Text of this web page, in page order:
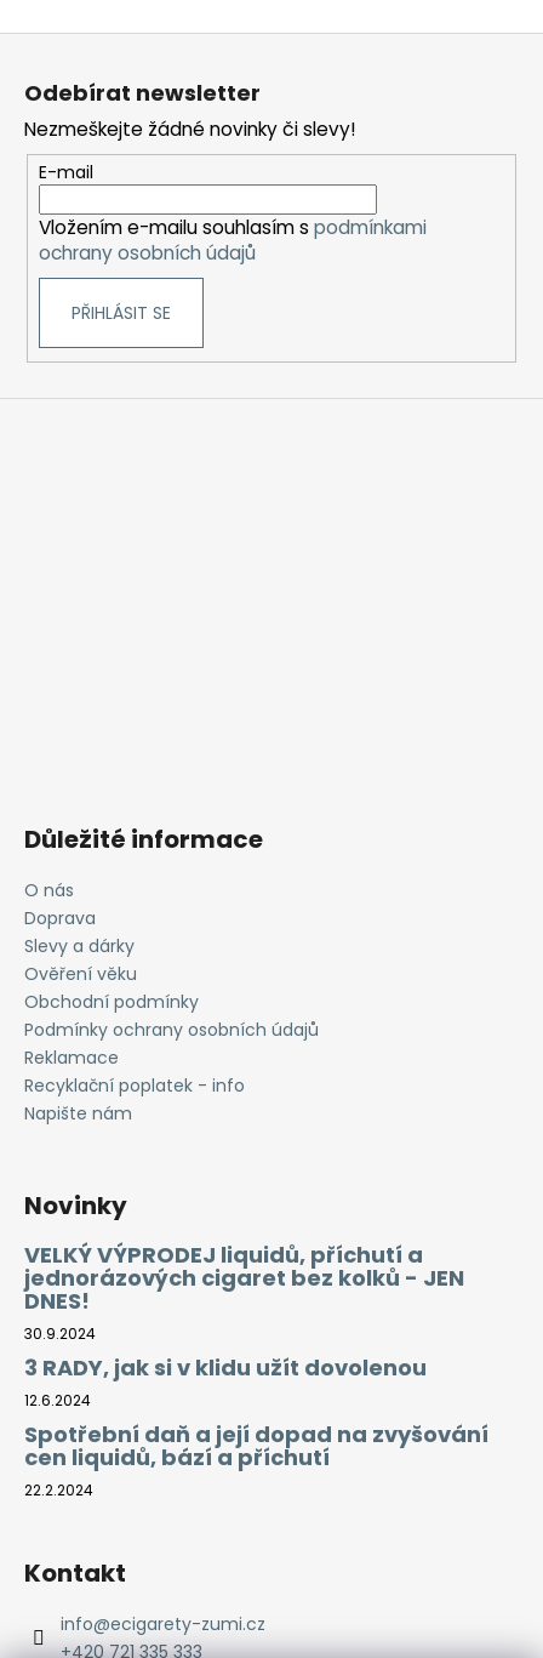
Odebírat newsletter
Nezmeškejte žádné novinky či slevy!
E-mail
Vložením e-mailu souhlasím s podmínkami
ochrany osobních údajů
PŘIHLÁSIT SE
Důležité informace
O nás
Doprava
Slevy a dárky
Ověření věku
Obchodní podmínky
Podmínky ochrany osobních údajů
Reklamace
Recyklační poplatek - info
Napište nám
Novinky
VELKÝ VÝPRODEJ liquidů, příchutí a
jednorázových cigaret bez kolků - JEN
DNES!
30.9.2024
3 RADY, jak si v klidu užít dovolenou
12.6.2024
Spotřební daň a její dopad na zvyšování
cen liquidů, bází a příchutí
22.2.2024
Kontakt
info@ecigarety-zumi.cz
+420 721 335 333